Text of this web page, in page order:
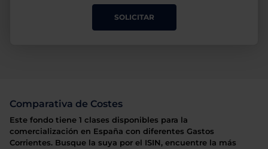
SOLICITAR
Comparativa de Costes
Este fondo tiene 1 clases disponibles para la
comercialización en España con diferentes Gastos
Corrientes. Busque la suya por el ISIN, encuentre la más